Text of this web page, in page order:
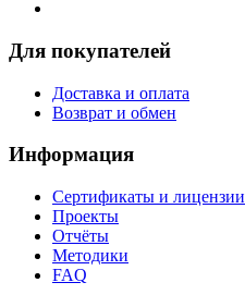
Для покупателей
Доставка и оплата
Возврат и обмен
Информация
Сертификаты и лицензии
Проекты
Отчёты
Методики
FAQ